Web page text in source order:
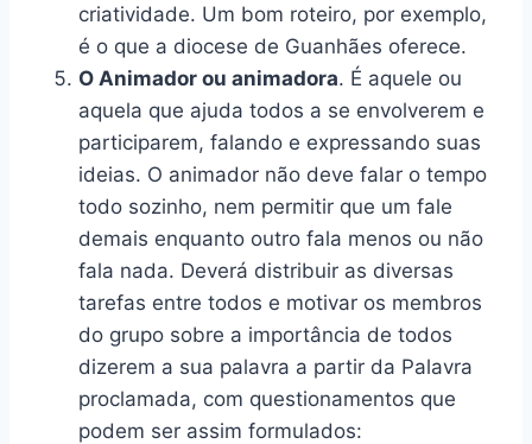
criatividade. Um bom roteiro, por exemplo,
é o que a diocese de Guanhães oferece.
O Animador ou animadora. É aquele ou
aquela que ajuda todos a se envolverem e
participarem, falando e expressando suas
ideias. O animador não deve falar o tempo
todo sozinho, nem permitir que um fale
demais enquanto outro fala menos ou não
fala nada. Deverá distribuir as diversas
tarefas entre todos e motivar os membros
do grupo sobre a importância de todos
dizerem a sua palavra a partir da Palavra
proclamada, com questionamentos que
podem ser assim formulados: